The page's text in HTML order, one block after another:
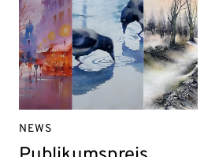
NEWS